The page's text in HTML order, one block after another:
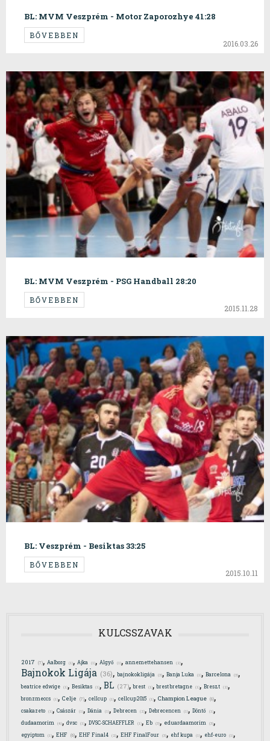
BL: MVM Veszprém - Motor Zaporozhye 41:28
BŐVEBBEN
2016.03.26
BL: MVM Veszprém - PSG Handball 28:20
BŐVEBBEN
2015.11.28
BL: Veszprém - Besiktas 33:25
BŐVEBBEN
2015.10.11
KULCSSZAVAK
2017 (7), Aalborg (1), Ajka (1), Algyő (1), annemettehansen (2),
Bajnokok Ligája (36), bajnokokligája (3), Banja Luka (1), Barcelona (3),
beatrice edwige (1), Besiktas (1), BL (27),brest (1),brest bretagne (1), Breszt (2),
bronzmeccs (1), Celje (7), cellcup (1), cellcup2015 (1), Champion League (8),
csakazeto (1), Császár (1), Dánia (1), Debrecen (2), Debrecencen (1), Döntő (1),
dudaamorim (4), dvsc (1), DVSC-SCHAEFFLER (1), Eb (3), eduardaamorim (3),
egyiptom (1), EHF (6), EHF Final4 (2), EHF FinalFour (3), ehf kupa (1), ehf-euro (1),